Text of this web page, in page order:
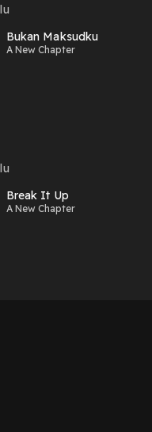
Bukan Maksudku
A New Chapter
Break It Up
A New Chapter